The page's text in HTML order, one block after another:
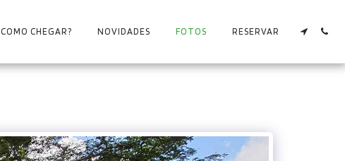
COMO CHEGAR? NOVIDADES FOTOS RESERVAR